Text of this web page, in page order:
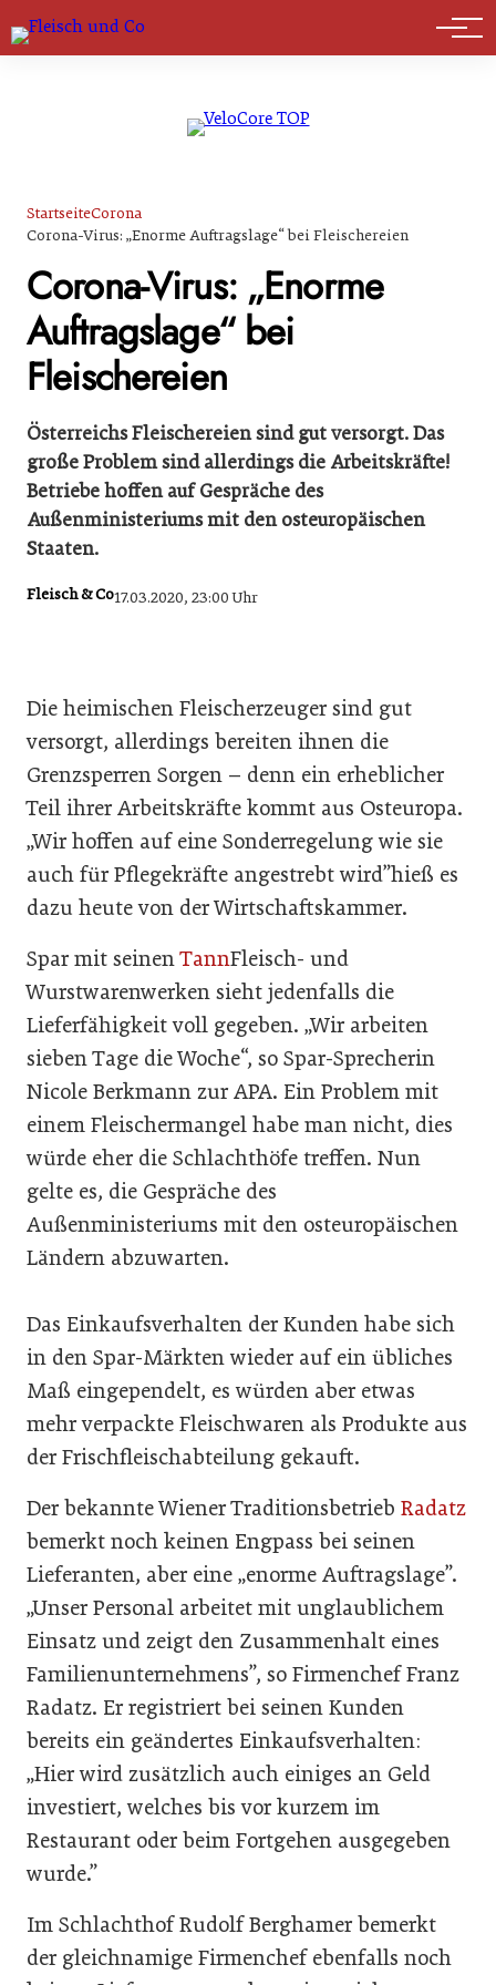
Marktführer
StartseiteCorona
Corona-Virus: „Enorme Auftragslage“ bei Fleischereien
Corona-Virus: „Enorme
Auftragslage“ bei
Fleischereien
Österreichs Fleischereien sind gut versorgt. Das
große Problem sind allerdings die Arbeitskräfte!
Betriebe hoffen auf Gespräche des
Außenministeriums mit den osteuropäischen
Staaten.
Fleisch & Co17.03.2020, 23:00 Uhr
Die heimischen Fleischerzeuger sind gut
versorgt, allerdings bereiten ihnen die
Grenzsperren Sorgen – denn ein erheblicher
Teil ihrer Arbeitskräfte kommt aus Osteuropa.
„Wir hoffen auf eine Sonderregelung wie sie
auch für Pflegekräfte angestrebt wird”hieß es
dazu heute von der Wirtschaftskammer.
Spar mit seinenTannFleisch- und
Wurstwarenwerken sieht jedenfalls die
Lieferfähigkeit voll gegeben. „Wir arbeiten
sieben Tage die Woche“, so Spar-Sprecherin
Nicole Berkmann zur APA. Ein Problem mit
einem Fleischermangel habe man nicht, dies
würde eher die Schlachthöfe treffen. Nun
gelte es, die Gespräche des
Außenministeriums mit den osteuropäischen
Ländern abzuwarten.
Das Einkaufsverhalten der Kunden habe sich
in den Spar-Märkten wieder auf ein übliches
Maß eingependelt, es würden aber etwas
mehr verpackte Fleischwaren als Produkte aus
der Frischfleischabteilung gekauft.
Der bekannte Wiener Traditionsbetrieb Radatz
bemerkt noch keinen Engpass bei seinen
Lieferanten, aber eine „enorme Auftragslage”.
„Unser Personal arbeitet mit unglaublichem
Einsatz und zeigt den Zusammenhalt eines
Familienunternehmens”, so Firmenchef Franz
Radatz. Er registriert bei seinen Kunden
bereits ein geändertes Einkaufsverhalten:
„Hier wird zusätzlich auch einiges an Geld
investiert, welches bis vor kurzem im
Restaurant oder beim Fortgehen ausgegeben
wurde.”
Im Schlachthof Rudolf Berghamer bemerkt
der gleichnamige Firmenchef ebenfalls noch